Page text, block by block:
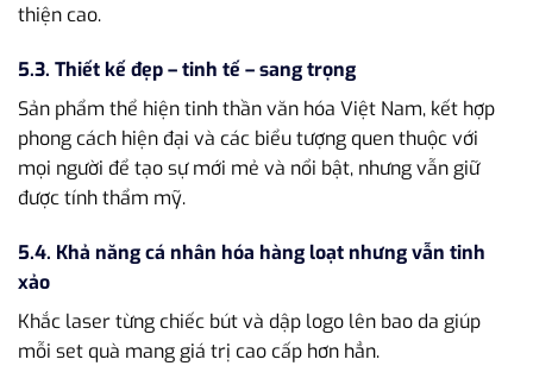
thiện cao.
5.3. Thiết kế đẹp – tinh tế – sang trọng
Sản phẩm thể hiện tinh thần văn hóa Việt Nam, kết hợp
phong cách hiện đại và các biểu tượng quen thuộc với
mọi người để tạo sự mới mẻ và nổi bật, nhưng vẫn giữ
được tính thẩm mỹ.
5.4. Khả năng cá nhân hóa hàng loạt nhưng vẫn tinh
xảo
Khắc laser từng chiếc bút và dập logo lên bao da giúp
mỗi set quà mang giá trị cao cấp hơn hẳn.